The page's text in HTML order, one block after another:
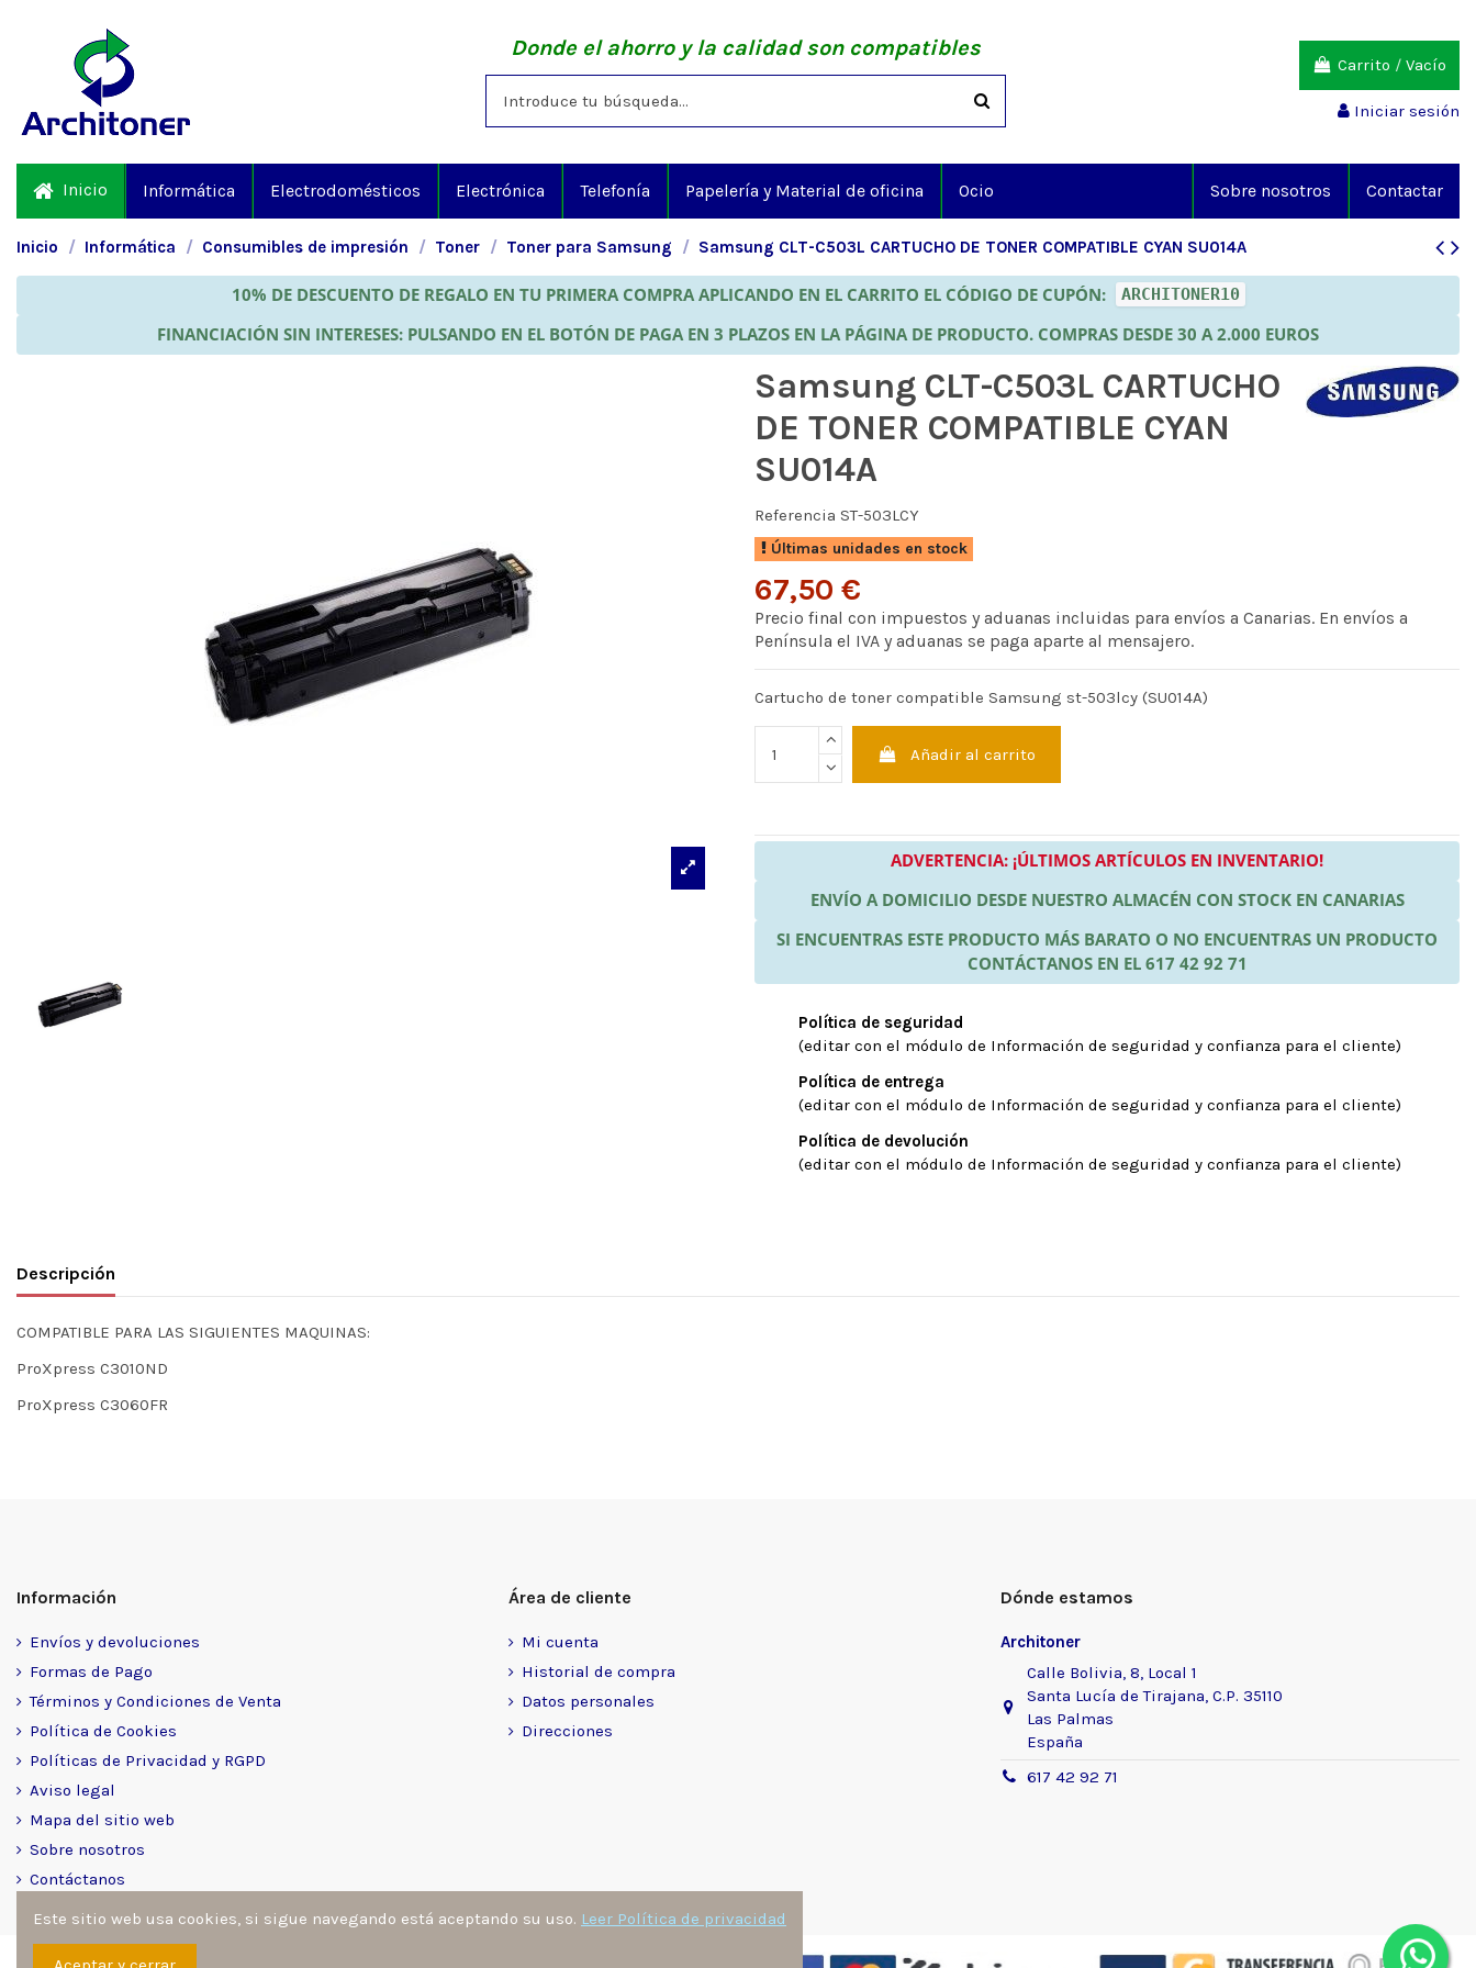
Donde el ahorro y la calidad son compatibles
Carrito / Vacío
Iniciar sesión
Inicio Informática Electrodomésticos Electrónica Telefonía Papelería y Material de oficina Ocio Contactar
Sobre nosotros
Inicio Informática Consumibles de impresión Toner Toner para Samsung Samsung CLT-C503L CARTUCHO DE TONER COMPATIBLE CYAN SU014A
10% DE DESCUENTO DE REGALO EN TU PRIMERA COMPRA APLICANDO EN EL CARRITO EL CÓDIGO DE CUPÓN: ARCHITONER10
FINANCIACIÓN SIN INTERESES: PULSANDO EN EL BOTÓN DE PAGA EN 3 PLAZOS EN LA PÁGINA DE PRODUCTO. COMPRAS DESDE 30 A 2.000 EUROS
Samsung CLT-C503L CARTUCHO
DE TONER COMPATIBLE CYAN
SU014A
Referencia ST-503LCY
Últimas unidades en stock
67,50 €
Precio final con impuestos y aduanas incluidas para envíos a Canarias. En envíos a
Península el IVA y aduanas se paga aparte al mensajero.
Cartucho de toner compatible Samsung st-503lcy (SU014A)
Añadir al carrito
ADVERTENCIA: ¡ÚLTIMOS ARTÍCULOS EN INVENTARIO!
ENVÍO A DOMICILIO DESDE NUESTRO ALMACÉN CON STOCK EN CANARIAS
SI ENCUENTRAS ESTE PRODUCTO MÁS BARATO O NO ENCUENTRAS UN PRODUCTO
CONTÁCTANOS EN EL 617 42 92 71
Política de seguridad
(editar con el módulo de Información de seguridad y confianza para el cliente)
Política de entrega
(editar con el módulo de Información de seguridad y confianza para el cliente)
Política de devolución
(editar con el módulo de Información de seguridad y confianza para el cliente)
Descripción
COMPATIBLE PARA LAS SIGUIENTES MAQUINAS:
ProXpress C3010ND
ProXpress C3060FR
Información
Envíos y devoluciones
Formas de Pago
Términos y Condiciones de Venta
Política de Cookies
Políticas de Privacidad y RGPD
Aviso legal
Mapa del sitio web
Sobre nosotros
Contáctanos
Área de cliente
Mi cuenta
Historial de compra
Datos personales
Direcciones
Dónde estamos
Architoner
Calle Bolivia, 8, Local 1
Santa Lucía de Tirajana, C.P. 35110
Las Palmas
España
617 42 92 71
Este sitio web usa cookies, si sigue navegando está aceptando su uso. Leer Política de privacidad